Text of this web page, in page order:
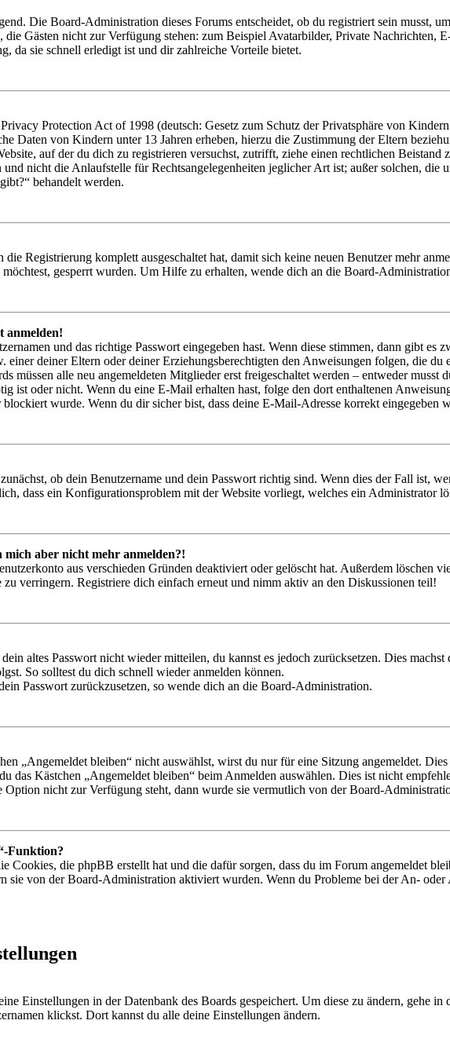
Die Board-Administration dieses Forums entscheidet, ob du registriert sein musst,
Gästen nicht zur Verfügung stehen: zum Beispiel Avatarbilder, Private Nachrichten,
da sie schnell erledigt ist und dir zahlreiche Vorteile bietet.
Protection Act of 1998 (deutsch: Gesetz zum Schutz der Privatsphäre von
Daten von Kindern unter 13 Jahren erheben, hierzu die Zustimmung der Eltern
auf der du dich zu registrieren versuchst, zutrifft, ziehe einen rechtlichen
nicht die Anlaufstelle für Rechtsangelegenheiten jeglicher Art ist; außer solchen,
behandelt werden.
Registrierung komplett ausgeschaltet hat, damit sich keine neuen Benutzer mehr
gesperrt wurden. Um Hilfe zu erhalten, wende dich an die Board-
anmelden!
und das richtige Passwort eingegeben hast. Wenn diese stimmen, dann gibt es
einer deiner Eltern oder deiner Erziehungsberechtigten den Anweisungen folgen, die
müssen alle neu angemeldeten Mitglieder erst freigeschaltet werden – entweder musst
ist oder nicht. Wenn du eine E-Mail erhalten hast, folge den dort enthaltenen
wurde. Wenn du dir sicher bist, dass deine E-Mail-Adresse korrekt eingegeben
ob dein Benutzername und dein Passwort richtig sind. Wenn dies der Fall ist,
dass ein Konfigurationsproblem mit der Website vorliegt, welches ein Administrator
aber nicht mehr anmelden?!
aus verschieden Gründen deaktiviert oder gelöscht hat. Außerdem löschen
zu verringern. Registriere dich einfach erneut und nimm aktiv an den Diskussionen teil!
altes Passwort nicht wieder mitteilen, du kannst es jedoch zurücksetzen. Dies
So solltest du dich schnell wieder anmelden können.
Passwort zurückzusetzen, so wende dich an die Board-Administration.
„Angemeldet bleiben“ nicht auswählst, wirst du nur für eine Sitzung angemeldet.
das Kästchen „Angemeldet bleiben“ beim Anmelden auswählen. Dies ist nicht
Option nicht zur Verfügung steht, dann wurde sie vermutlich von der Board-
Funktion?
Cookies, die phpBB erstellt hat und die dafür sorgen, dass du im Forum angemeldet
sie von der Board-Administration aktiviert wurden. Wenn du Probleme bei der An-
Einstellungen in der Datenbank des Boards gespeichert. Um diese zu ändern, gehe
klickst. Dort kannst du alle deine Einstellungen ändern.